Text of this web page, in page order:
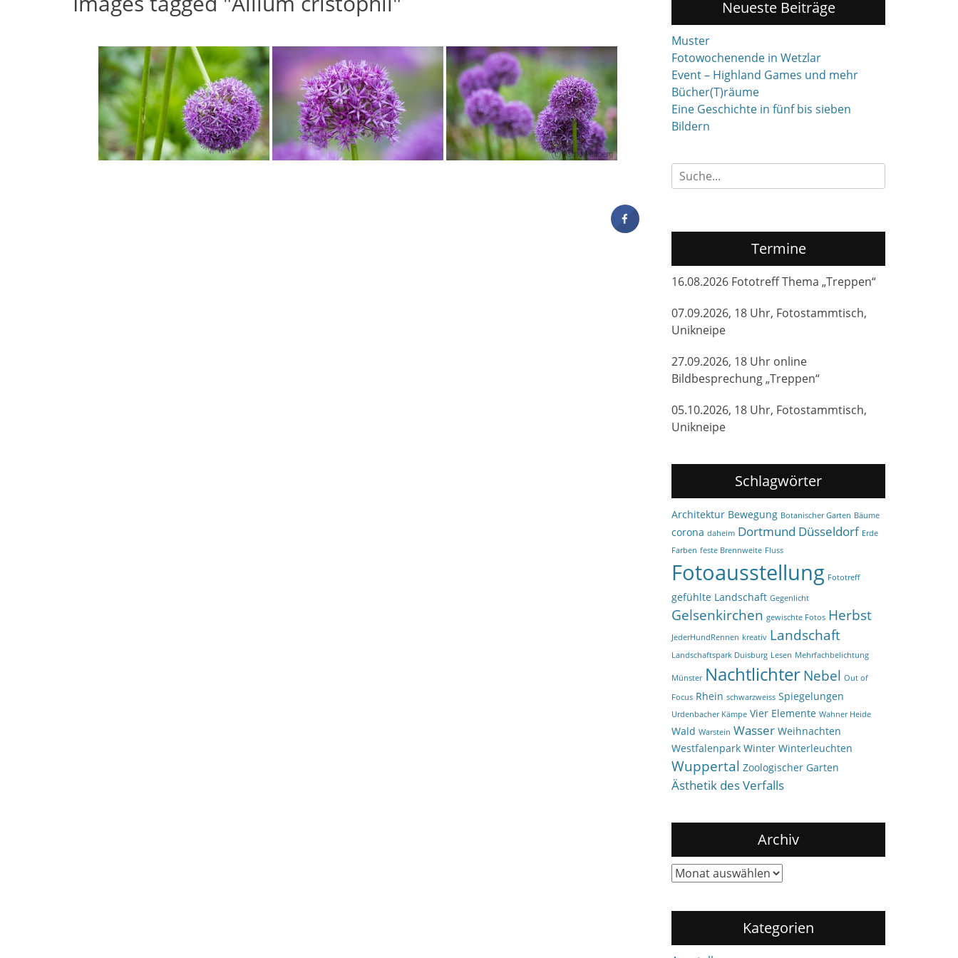
Neueste Beiträge
Muster
Fotowochenende in Wetzlar
Event – Highland Games und mehr
Bücher(T)räume
Eine Geschichte in fünf bis sieben
Bildern
Suchen
nach:
Termine
16.08.2026 Fototreff Thema „Treppen“
07.09.2026, 18 Uhr, Fotostammtisch,
Unikneipe
27.09.2026, 18 Uhr online
Bildbesprechung „Treppen“
05.10.2026, 18 Uhr, Fotostammtisch,
Unikneipe
Schlagwörter
Architektur Bewegung Botanischer Garten Bäume
corona daheim Dortmund Düsseldorf Erde
Farben feste Brennweite Fluss
Fotoausstellung Fototreff
gefühlte Landschaft Gegenlicht
Gelsenkirchen gewischte Fotos Herbst
JederHundRennen kreativ Landschaft
Landschaftspark Duisburg Lesen Mehrfachbelichtung
Münster NachtlichterNebel Out of
Focus Rhein schwarzweiss Spiegelungen
Urdenbacher Kämpe Vier Elemente Wahner Heide
Wald Warstein Wasser Weihnachten
Westfalenpark Winter Winterleuchten
Wuppertal Zoologischer Garten
Ästhetik des Verfalls
Archiv
Archiv
Kategorien